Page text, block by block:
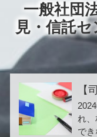
一般社団
見・信託
【
れ
で